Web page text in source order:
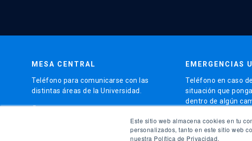
Este sitio web almacena cookies en tu
personalizados, tanto en este sitio web
nuestra Política de Privacidad.
MESA CENTRAL
Teléfono para comunicarse con las
distintas áreas de la Universidad.
phone
EMERGENCIAS
Teléfono en caso
situación que
dentro de algún
phone (56)95504 5000